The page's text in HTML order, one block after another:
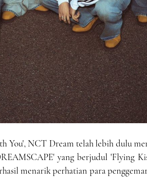
You', NCT Dream telah lebih dulu
yang berjudul 'Flying
menarik perhatian para